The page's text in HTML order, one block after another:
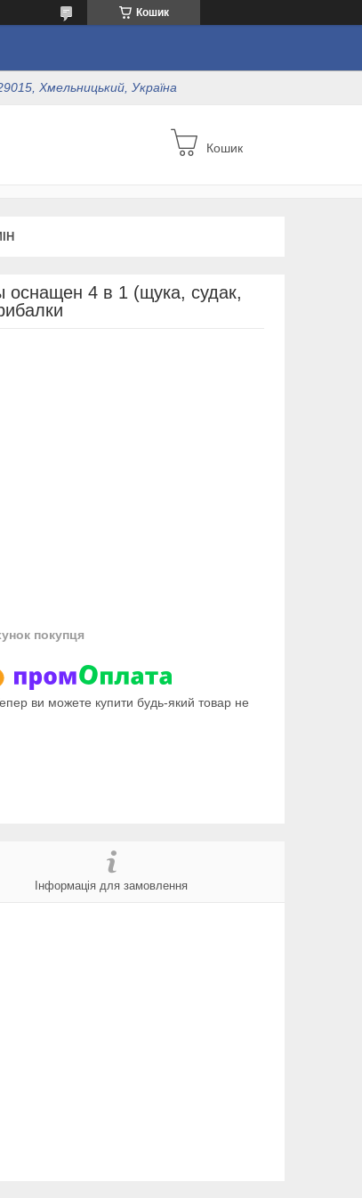
Кошик
Хмельницький, Україна
Кошик
4 в 1 (щука, судак,
покупця
ви можете купити будь-який товар не
Інформація для замовлення